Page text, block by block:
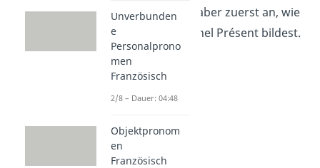
Schauen wir uns aber zuerst an, wie
du das Conditionnel Présent bildest.
Unverbunden
e
Personalprono
men
Französisch
2/8 – Dauer: 04:48
Objektpronom
en
Französisch